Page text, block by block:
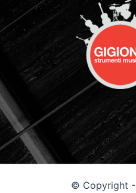
© Copyright -